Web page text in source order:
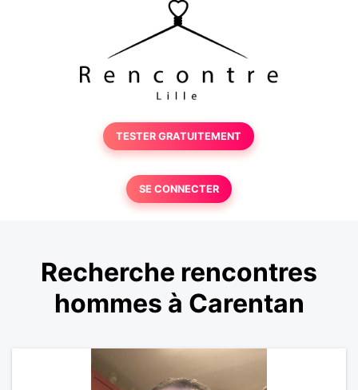
TESTER GRATUITEMENT
SE CONNECTER
Recherche rencontres
hommes à Carentan